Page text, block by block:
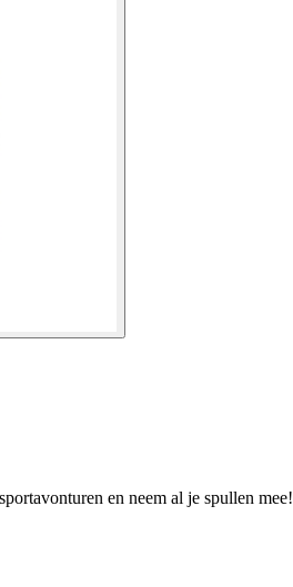
en neem al je spullen mee!